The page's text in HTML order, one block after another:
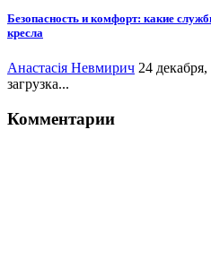
Безопасность и комфорт: какие
кресла
Анастасія Невмирич 24
загрузка...
Комментарии